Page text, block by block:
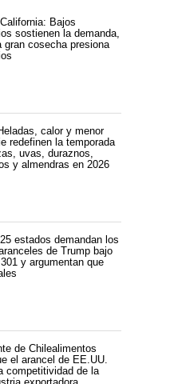
Bajos
sostienen la demanda,
gran cosecha presiona
calor y menor
redefinen la temporada
uvas, duraznos,
y almendras en 2026
estados demandan los
de Trump bajo
y argumentan que
de Chilealimentos
el arancel de EE.UU.
competitividad de la